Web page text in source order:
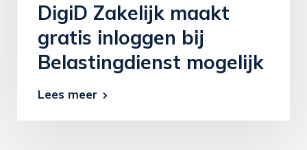
DigiD Zakelijk maakt
gratis inloggen bij
Belastingdienst mogelijk
Lees meer